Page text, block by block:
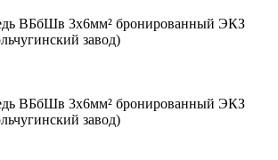
ВБбШв 3x6мм² бронированный ЭКЗ
завод)
ВБбШв 3x6мм² бронированный ЭКЗ
завод)